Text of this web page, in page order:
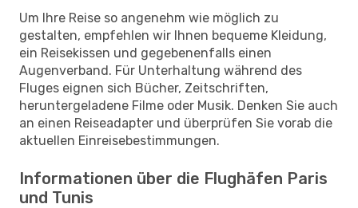
Um Ihre Reise so angenehm wie möglich zu
gestalten, empfehlen wir Ihnen bequeme Kleidung,
ein Reisekissen und gegebenenfalls einen
Augenverband. Für Unterhaltung während des
Fluges eignen sich Bücher, Zeitschriften,
heruntergeladene Filme oder Musik. Denken Sie auch
an einen Reiseadapter und überprüfen Sie vorab die
aktuellen Einreisebestimmungen.
Informationen über die Flughäfen Paris
und Tunis